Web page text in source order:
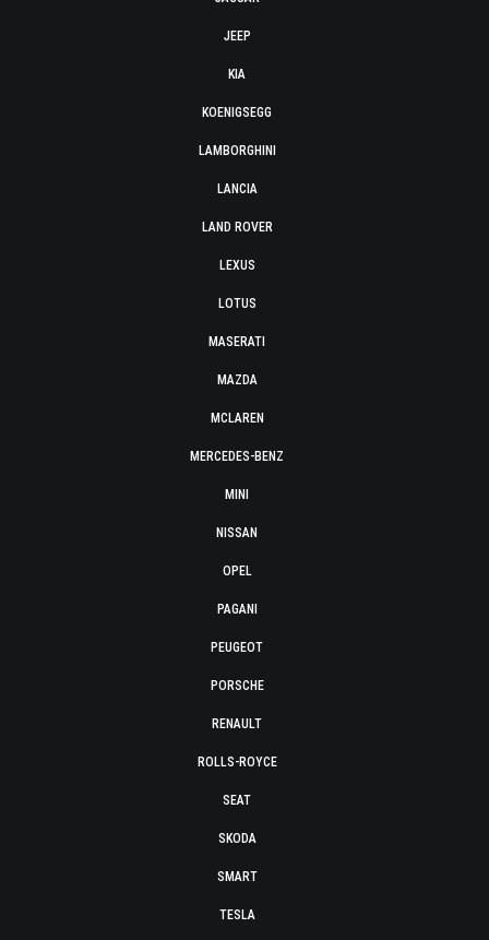
JEEP
KIA
KOENIGSEGG
LAMBORGHINI
LANCIA
LAND ROVER
LEXUS
LOTUS
MASERATI
MAZDA
MCLAREN
MERCEDES-BENZ
MINI
NISSAN
OPEL
PAGANI
PEUGEOT
PORSCHE
RENAULT
ROLLS-ROYCE
SEAT
SKODA
SMART
TESLA